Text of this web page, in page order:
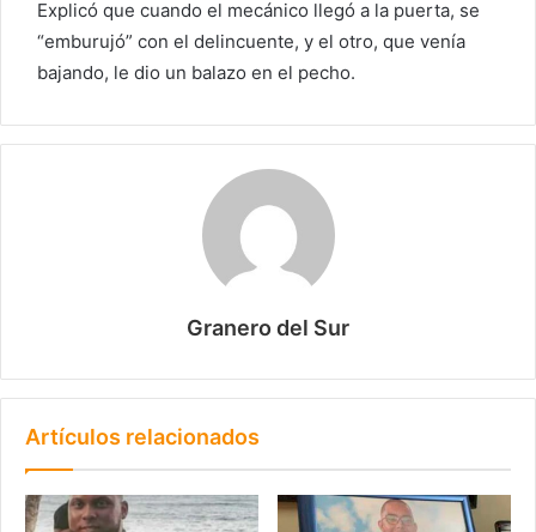
Explicó que cuando el mecánico llegó a la puerta, se
“emburujó” con el delincuente, y el otro, que venía
bajando, le dio un balazo en el pecho.
Granero del Sur
Artículos relacionados